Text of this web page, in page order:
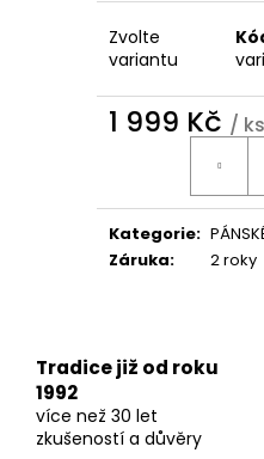
Zvolte
variantu
1 999 Kč / ks
Kategorie:
Záruka: 2 roky
Tradice již od roku
1992
více než 30 let
zkušeností a důvěry